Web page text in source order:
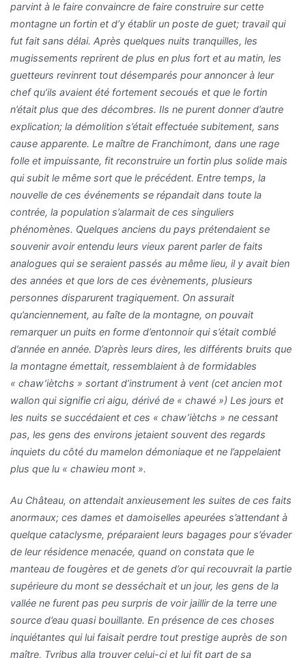
parvint à le faire convaincre de faire construire sur cette
montagne un fortin et d’y établir un poste de guet; travail qui
fut fait sans délai. Après quelques nuits tranquilles, les
mugissements reprirent de plus en plus fort et au matin, les
guetteurs revinrent tout désemparés pour annoncer à leur
chef qu’ils avaient été fortement secoués et que le fortin
n’était plus que des décombres. Ils ne purent donner d’autre
explication; la démolition s’était effectuée subitement, sans
cause apparente. Le maître de Franchimont, dans une rage
folle et impuissante, fit reconstruire un fortin plus solide mais
qui subit le même sort que le précédent. Entre temps, la
nouvelle de ces événements se répandait dans toute la
contrée, la population s’alarmait de ces singuliers
phénomènes. Quelques anciens du pays prétendaient se
souvenir avoir entendu leurs vieux parent parler de faits
analogues qui se seraient passés au même lieu, il y avait bien
des années et que lors de ces évènements, plusieurs
personnes disparurent tragiquement. On assurait
qu’anciennement, au faîte de la montagne, on pouvait
remarquer un puits en forme d’entonnoir qui s’était comblé
d’année en année. D’après leurs dires, les différents bruits que
la montagne émettait, ressemblaient à de formidables
« chaw’iètchs » sortant d’instrument à vent (cet ancien mot
wallon qui signifie cri aigu, dérivé de « chawé ») Les jours et
les nuits se succédaient et ces « chaw’iètchs » ne cessant
pas, les gens des environs jetaient souvent des regards
inquiets du côté du mamelon démoniaque et ne l’appelaient
plus que lu « chawieu mont ».
Au Château, on attendait anxieusement les suites de ces faits
anormaux; ces dames et damoiselles apeurées s’attendant à
quelque cataclysme, préparaient leurs bagages pour s’évader
de leur résidence menacée, quand on constata que le
manteau de fougères et de genets d’or qui recouvrait la partie
supérieure du mont se desséchait et un jour, les gens de la
vallée ne furent pas peu surpris de voir jaillir de la terre une
source d’eau quasi bouillante. En présence de ces choses
inquiétantes qui lui faisait perdre tout prestige auprès de son
maître, Tyribus alla trouver celui-ci et lui fit part de sa